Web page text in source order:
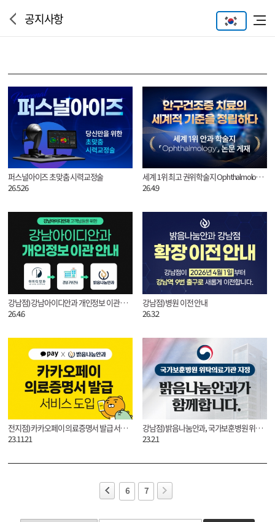
공지사항
퍼스널아이즈 초맞춤 시력교정술
26.5.26
세계 1위 최고 권위학술지 Ophthalmology 논문 게재
26.4.9
강남점) 강남아이디안과 개인정보 이관 안내
26.4.6
강남점) 병원 이전 안내
26.3.2
전지점) 카카오페이 의료증명서 발급 서비스 도입
23.11.21
강남점) 밝음나눔안과, 국가보훈병원 위탁의료기관 지정
23.2.1
6 7